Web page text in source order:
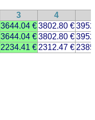
3 4
3644.04 €3802.80 €
3644.04 €3802.80 €
2234.41 € 2312.47 €